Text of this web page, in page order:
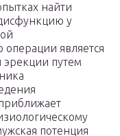
найти
у
является
эрекции путем
потенция